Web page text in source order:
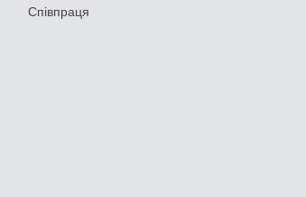
Співпраця